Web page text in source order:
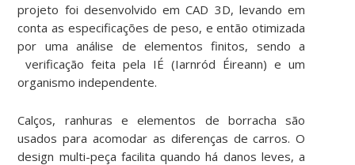
projeto foi desenvolvido em CAD 3D, levando em
conta as especificações de peso, e então otimizada
por uma análise de elementos finitos, sendo a
verificação feita pela IÉ (Iarnród Éireann) e um
organismo independente.
Calços, ranhuras e elementos de borracha são
usados para acomodar as diferenças de carros. O
design multi-peça facilita quando há danos leves, a